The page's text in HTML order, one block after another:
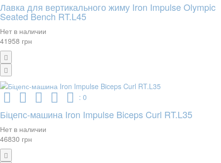
Лавка для вертикального жиму Iron Impulse Olympic
Seated Bench RT.L45
Нет в наличии
41958 грн
: 0
Біцепс-машина Iron Impulse Biceps Curl RT.L35
Нет в наличии
46830 грн